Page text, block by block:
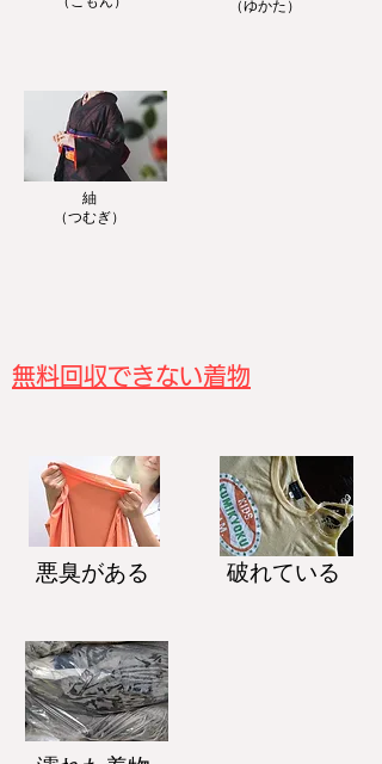
​（ゆかた）
紬
​（つむぎ）
無料回収できない着物
悪臭がある 破れている